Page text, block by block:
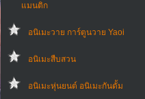
แมนติก
อนิเมะวาย การ์ตูนวาย Yaoi
อนิเมะสืบสวน
อนิเมะหุ่นยนต์ อนิเมะกันดั้ม